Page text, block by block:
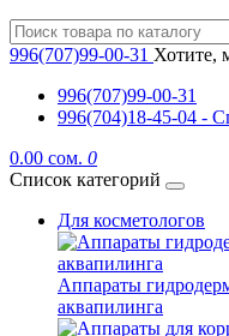
996(707)99-00-31 Хотите,
996(707)99-00-31
996(704)18-45-04 -
0.00 сом. 0
Список категорий
Для косметологов
Аппараты
аквапилинга